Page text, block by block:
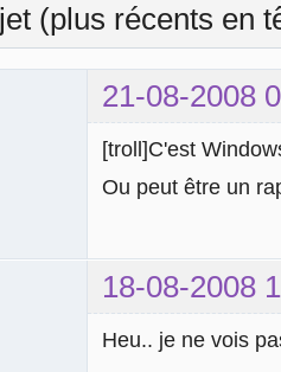
(plus récents en
21-08-2008
[troll]C'est
Ou peut être un
18-08-2008
Heu.. je ne vois